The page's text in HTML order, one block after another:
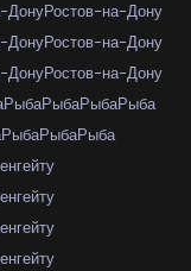
ДонуРостов-на-Дону
ДонуРостов-на-Дону
ДонуРостов-на-Дону
РыбаРыбаРыбаРыба
РыбаРыбаРыба